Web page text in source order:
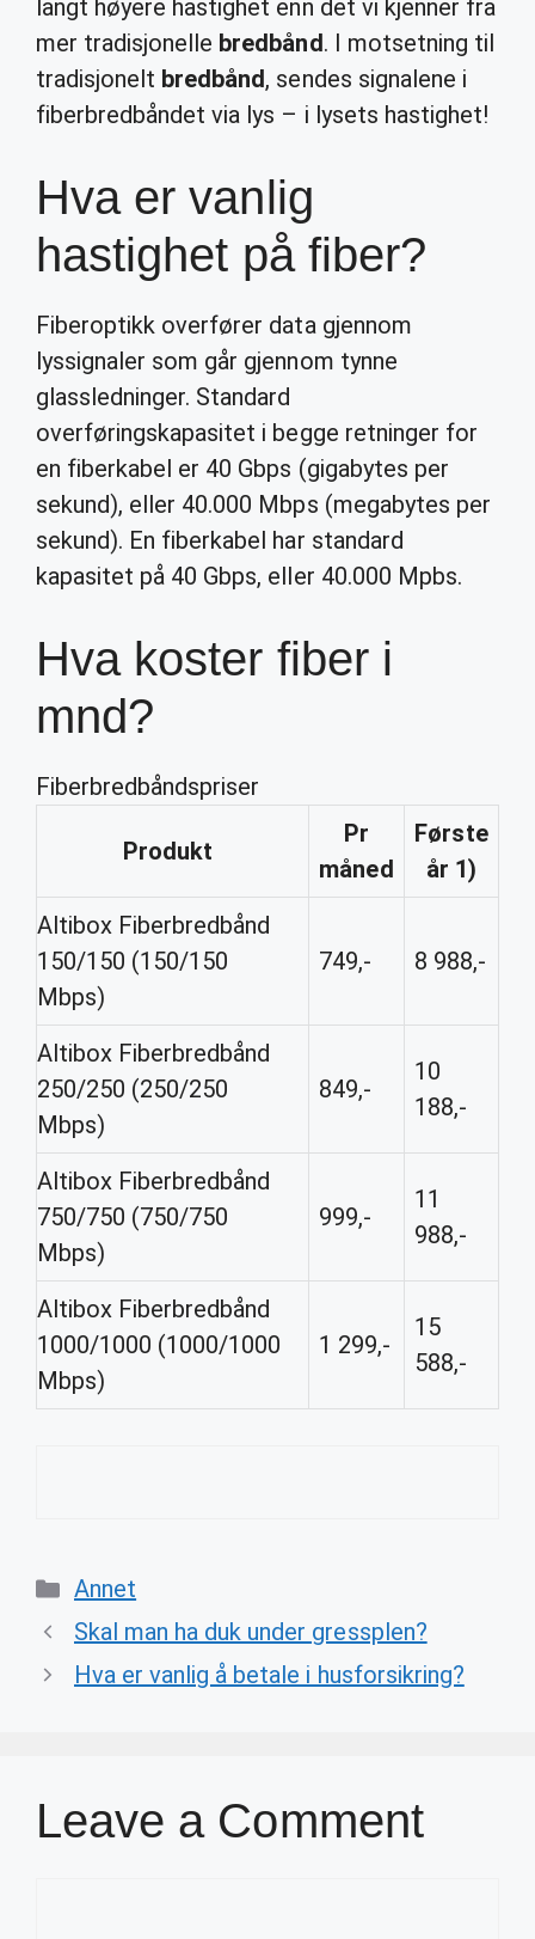
langt høyere hastighet enn det vi kjenner fra
mer tradisjonelle bredbånd. I motsetning til
tradisjonelt bredbånd, sendes signalene i
fiberbredbåndet via lys – i lysets hastighet!
Hva er vanlig
hastighet på fiber?
Fiberoptikk overfører data gjennom
lyssignaler som går gjennom tynne
glassledninger. Standard
overføringskapasitet i begge retninger for
en fiberkabel er 40 Gbps (gigabytes per
sekund), eller 40.000 Mbps (megabytes per
sekund). En fiberkabel har standard
kapasitet på 40 Gbps, eller 40.000 Mpbs.
Hva koster fiber i
mnd?
Fiberbredbåndspriser
Produkt
Pr
måned
Første
år 1)
Altibox Fiberbredbånd
150/150 (150/150
Mbps)
749,- 8 988,-
Altibox Fiberbredbånd
250/250 (250/250
Mbps)
849,-
10
188,-
Altibox Fiberbredbånd
750/750 (750/750
Mbps)
999,-
11
988,-
Altibox Fiberbredbånd
1000/1000 (1000/1000
Mbps)
1 299,-
15
588,-
Categories
Annet
Skal man ha duk under gressplen?
Hva er vanlig å betale i husforsikring?
Leave a Comment